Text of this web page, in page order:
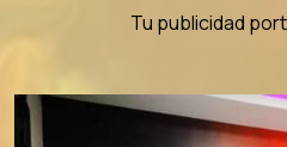
Tu publicidad